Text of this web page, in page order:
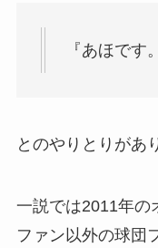
『あほです
とのやりとりがあ
一説では2011年の
ファン以外の球団